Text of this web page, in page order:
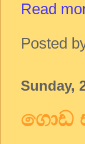
Read
Posted
Sunday,
ගොඩ